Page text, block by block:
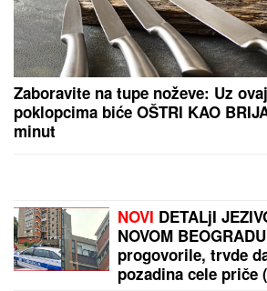
DRAMA U OVČARSKO-
Kolima sleteo sa puta direktno u
(VIDEO) PRIŠAO JE
POVUKAO JE ZA
(19) otimao lančiće